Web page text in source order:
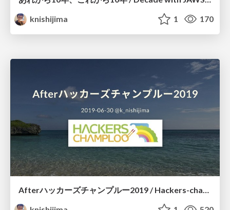
knishijima
1 170
Afterハッカーズチャンプルー2019 / Hackers-champloo Unconference draft